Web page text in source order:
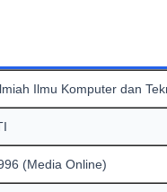
Ilmu Komputer dan
(Media Online)